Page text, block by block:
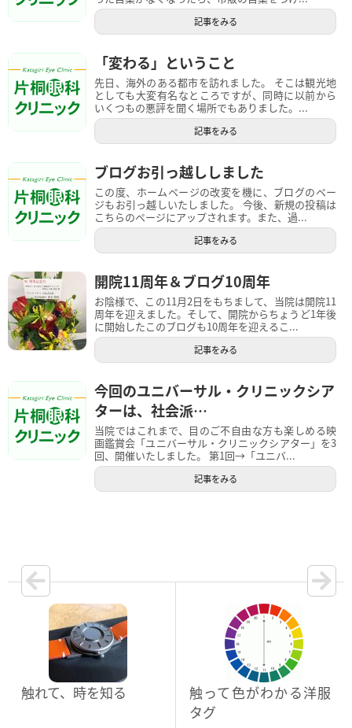
記事をみる
「変わる」ということ
先日、海外のある都市を訪れました。 そこは観光地
としても大変有名なところですが、同時に以前から
いくつもの悪評を聞く場所でもありました。...
記事をみる
ブログお引っ越ししました
この度、ホームページの改変を機に、ブログのペー
ジもお引っ越しいたしました。 今後、新規の投稿は
こちらのページにアップされます。また、過...
記事をみる
開院11周年＆ブログ10周年
お陰様で、この11月2日をもちまして、当院は開院11
周年を迎えました。そして、開院からちょうど1年後
に開始したこのブログも10周年を迎えるこ...
記事をみる
今回のユニバーサル・クリニックシア
ターは、社会派…
当院ではこれまで、目のご不自由な方も楽しめる映
画鑑賞会「ユニバーサル・クリニックシアター」を3
回、開催いたしました。 第1回→「ユニバ...
記事をみる
触れて、時を知る
触って色がわかる洋服
タグ